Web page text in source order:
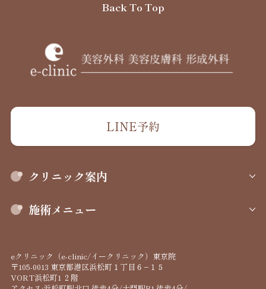
LINE予約
クリニック案内
施術メニュー
eクリニック（e-clinic/イークリニック）東京院
〒105-0013 東京都港区浜松町１丁目６−１５
VORT浜松町1 ２階
Back To Top